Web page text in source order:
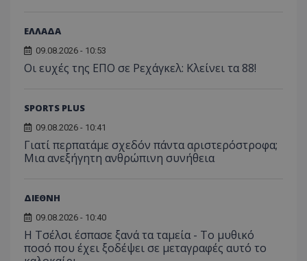
ΕΛΛΑΔΑ
09.08.2026 - 10:53
Οι ευχές της ΕΠΟ σε Ρεχάγκελ: Κλείνει τα 88!
SPORTS PLUS
09.08.2026 - 10:41
Γιατί περπατάμε σχεδόν πάντα αριστερόστροφα;
Μια ανεξήγητη ανθρώπινη συνήθεια
ΔΙΕΘΝΗ
09.08.2026 - 10:40
Η Τσέλσι έσπασε ξανά τα ταμεία - Το μυθικό
ποσό που έχει ξοδέψει σε μεταγραφές αυτό το